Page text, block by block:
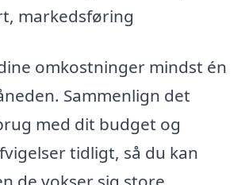
markedsføring
omkostninger mindst én
Sammenlign det
med dit budget og
tidligt, så du kan